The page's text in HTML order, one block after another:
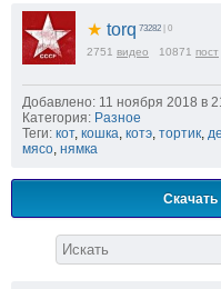
★ torq 73282 | 0
2751 видео 10871 пост
Добавлено: 11 ноября 2018 в
Категория: Разное
Теги: кот, кошка, котэ, тортик,
мясо, нямка